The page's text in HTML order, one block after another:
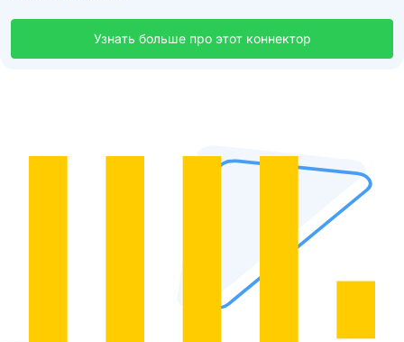
Узнать больше про этот коннектор